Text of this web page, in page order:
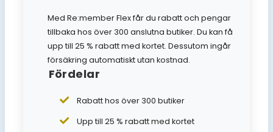
Med Re:member Flex får du rabatt och pengar
tillbaka hos över 300 anslutna butiker. Du kan få
upp till 25 % rabatt med kortet. Dessutom ingår
försäkring automatiskt utan kostnad.
Fördelar
Rabatt hos över 300 butiker
Upp till 25 % rabatt med kortet